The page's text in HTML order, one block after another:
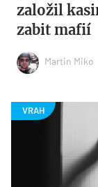
založil
zabit mafií
Martin Miko